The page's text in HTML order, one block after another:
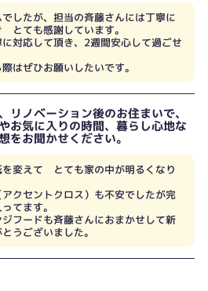
したが、担当の斉藤さんには丁寧に
とても感謝しています。
対応して頂き、2週間安心して過ごせ
はぜひお願いしたいです。
リノベーション後のお住まいで、
お気に入りの時間、暮らし心地な
をお聞かせください。
を変えて とても家の中が明るくなり
クセントクロス）も不安でしたが完
てます。
フードも斉藤さんにおまかせして新
うございました。